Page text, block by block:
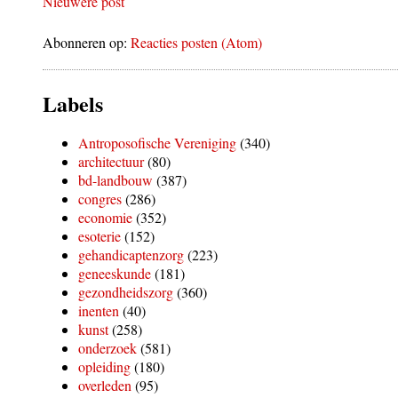
Abonneren op: Reacties posten (Atom)
Labels
Antroposofische Vereniging(340)
architectuur(80)
bd-landbouw (387)
congres(286)
economie(352)
esoterie(152)
gehandicaptenzorg(223)
geneeskunde(181)
gezondheidszorg(360)
inenten (40)
kunst(258)
onderzoek(581)
opleiding(180)
overleden (95)